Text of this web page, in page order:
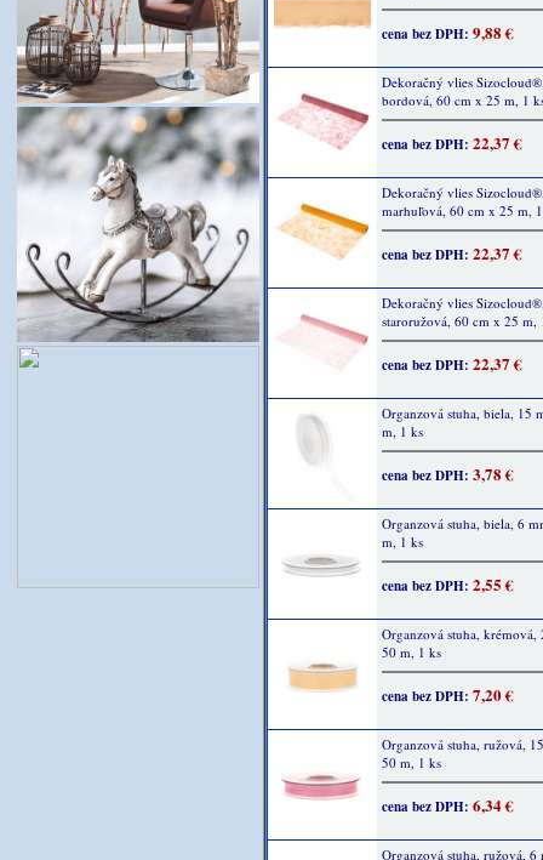
cena bez DPH: 9,88 €
Dekoračný vlies
bordová, 60 cm x 25 m, 1
cena bez DPH: 22,37 €
Dekoračný vlies
marhuľová, 60 cm x 25 m,
cena bez DPH: 22,37 €
Dekoračný vlies
staroružová, 60 cm x 25 m,
cena bez DPH: 22,37 €
Organzová stuha, biela, 15
m, 1 ks
cena bez DPH: 3,78 €
Organzová stuha, biela, 6
m, 1 ks
cena bez DPH: 2,55 €
Organzová stuha, krémová,
50 m, 1 ks
cena bez DPH: 7,20 €
Organzová stuha, ružová,
50 m, 1 ks
cena bez DPH: 6,34 €
Organzová stuha, ružová, 6